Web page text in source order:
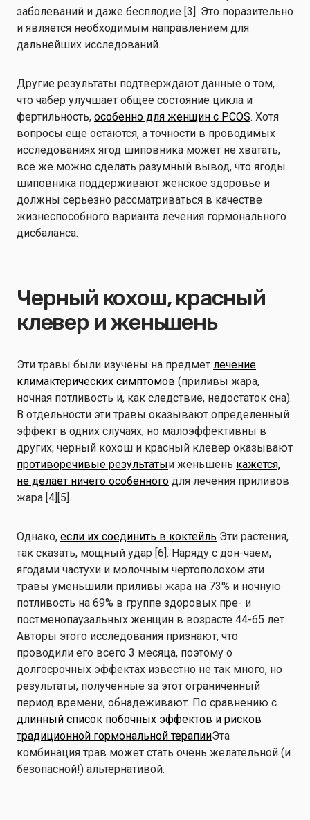
заболеваний и даже бесплодие [3]. Это поразительно
и является необходимым направлением для
дальнейших исследований.
Другие результаты подтверждают данные о том,
что чабер улучшает общее состояние цикла и
фертильность, особенно для женщин с PCOS. Хотя
вопросы еще остаются, а точности в проводимых
исследованиях ягод шиповника может не хватать,
все же можно сделать разумный вывод, что ягоды
шиповника поддерживают женское здоровье и
должны серьезно рассматриваться в качестве
жизнеспособного варианта лечения гормонального
дисбаланса.
Черный кохош, красный
клевер и женьшень
Эти травы были изучены на предмет лечение
климактерических симптомов (приливы жара,
ночная потливость и, как следствие, недостаток сна).
В отдельности эти травы оказывают определенный
эффект в одних случаях, но малоэффективны в
других; черный кохош и красный клевер оказывают
противоречивые результатыи женьшень кажется,
не делает ничего особенного для лечения приливов
жара [4][5].
Однако, если их соединить в коктейль Эти растения,
так сказать, мощный удар [6]. Наряду с дон-чаем,
ягодами частухи и молочным чертополохом эти
травы уменьшили приливы жара на 73% и ночную
потливость на 69% в группе здоровых пре- и
постменопаузальных женщин в возрасте 44-65 лет.
Авторы этого исследования признают, что
проводили его всего 3 месяца, поэтому о
долгосрочных эффектах известно не так много, но
результаты, полученные за этот ограниченный
период времени, обнадеживают. По сравнению с
длинный список побочных эффектов и рисков
традиционной гормональной терапииЭта
комбинация трав может стать очень желательной (и
безопасной!) альтернативой.